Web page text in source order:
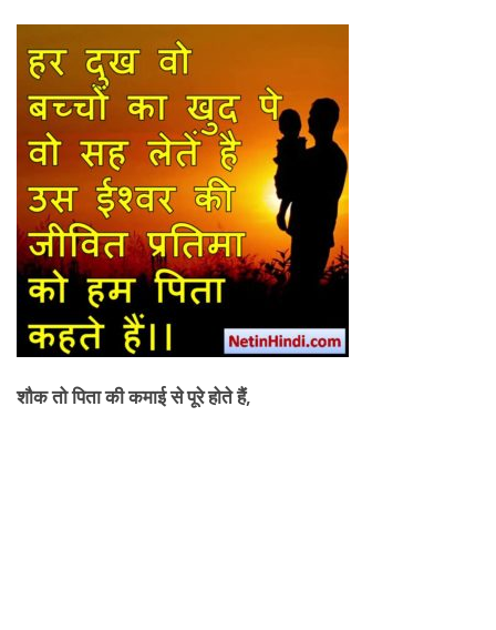
शौक तो पिता की कमाई से पूरे होते हैं,